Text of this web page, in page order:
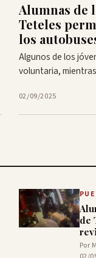
Alumnas de
Teteles
los
Algunos de los
voluntaria,
02/09/2025
de
Por